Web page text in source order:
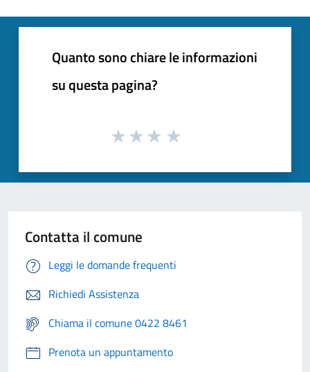
Quanto sono chiare le informazioni
su questa pagina?
Contatta il comune
Leggi le domande frequenti
Richiedi Assistenza
Chiama il comune 0422 8461
Prenota un appuntamento